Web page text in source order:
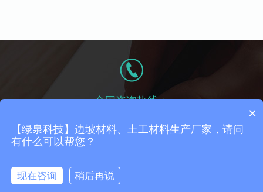
全国咨询热线：
×
【绿泉科技】边坡材料、土工材料生产厂家，请问
有什么可以帮您？
现在咨询 稍后再说